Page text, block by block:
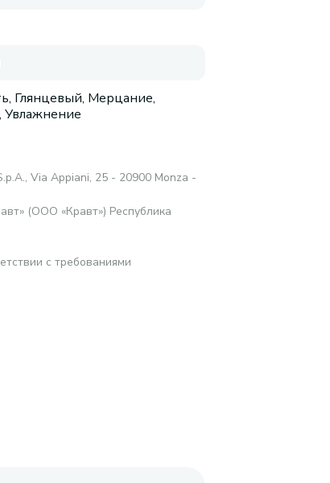
Глянцевый, Мерцание,
Увлажнение
Via Appiani, 25 - 20900 Monza -
(ООО «Кравт») Республика
с требованиями